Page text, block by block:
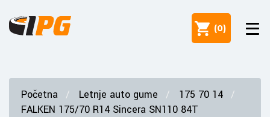
(0)
Početna Letnje auto gume
175 70 14
FALKEN 175/70 R14 Sincera SN110 84T